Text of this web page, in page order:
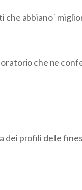
abbiano i
che ne
dei profili delle